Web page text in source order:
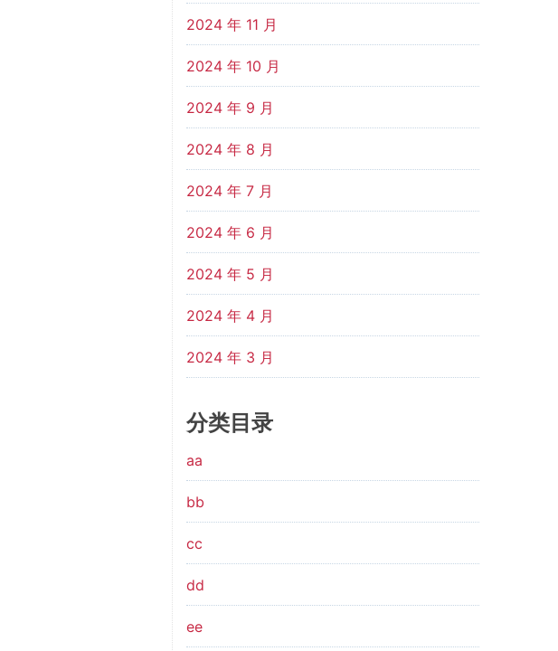
2024 年 11 月
2024 年 10 月
2024 年 9 月
2024 年 8 月
2024 年 7 月
2024 年 6 月
2024 年 5 月
2024 年 4 月
2024 年 3 月
分类目录
aa
bb
cc
dd
ee